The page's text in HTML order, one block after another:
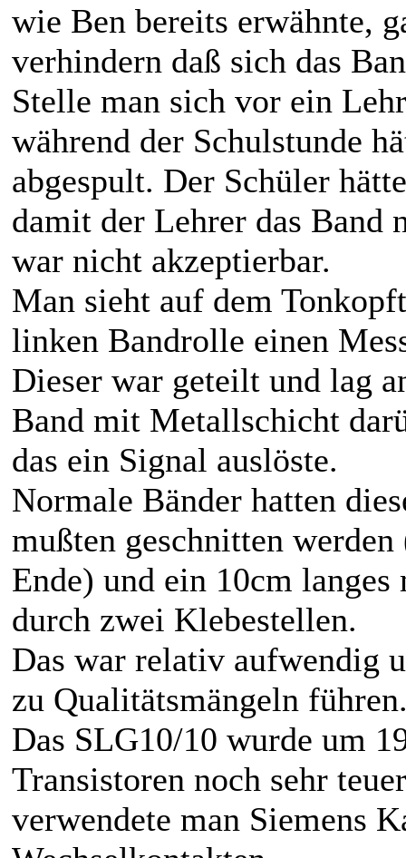
wie Ben bereits erwähnte,
verhindern daß sich das
Stelle man sich vor ein
während der Schulstunde
abgespult. Der Schüler
damit der Lehrer das Band
war nicht akzeptierbar.
Man sieht auf dem
linken Bandrolle einen
Dieser war geteilt und lag
Band mit Metallschicht
das ein Signal auslöste.
Normale Bänder hatten
mußten geschnitten
Ende) und ein 10cm
durch zwei Klebestellen.
Das war relativ aufwendig
zu Qualitätsmängeln
Das SLG10/10 wurde um
Transistoren noch sehr
verwendete man Siemens